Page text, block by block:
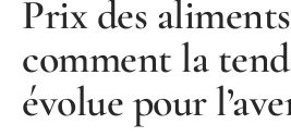
Prix des
comment la
évolue pour